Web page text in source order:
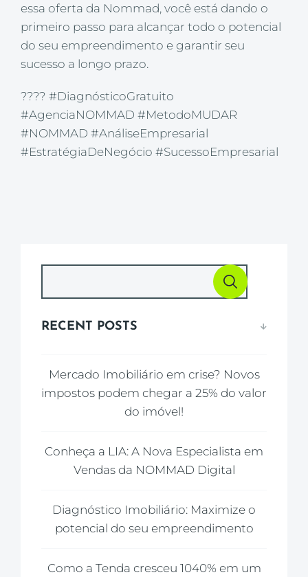
essa oferta da Nommad, você está dando o
primeiro passo para alcançar todo o potencial
do seu empreendimento e garantir seu
sucesso a longo prazo.
???? #DiagnósticoGratuito
#AgenciaNOMMAD #MetodoMUDAR
#NOMMAD #AnáliseEmpresarial
#EstratégiaDeNegócio #SucessoEmpresarial
RECENT POSTS
Mercado Imobiliário em crise? Novos
impostos podem chegar a 25% do valor
do imóvel!
Conheça a LIA: A Nova Especialista em
Vendas da NOMMAD Digital
Diagnóstico Imobiliário: Maximize o
potencial do seu empreendimento
Como a Tenda cresceu 1040% em um